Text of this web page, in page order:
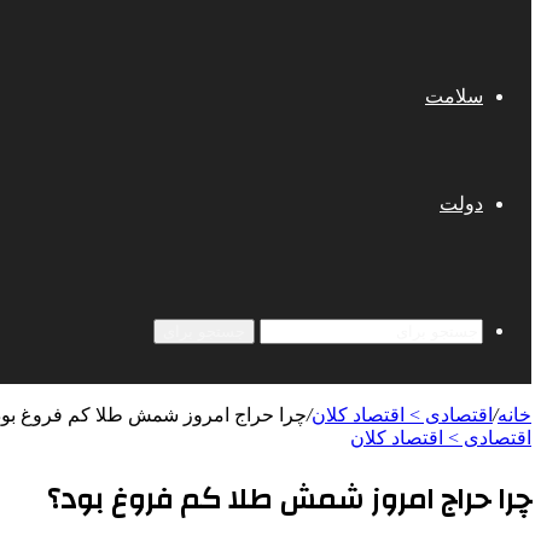
سلامت
دولت
خانه/ اقتصادی > اقتصاد کلان/چرا حراج امروز شمش طلا کم فروغ
اقتصادی > اقتصاد کلان
چرا حراج امروز شمش طلا کم فروغ بود؟